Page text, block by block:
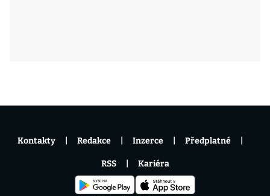
Kontakty Redakce Inzerce Předplatné
RSS Kariéra